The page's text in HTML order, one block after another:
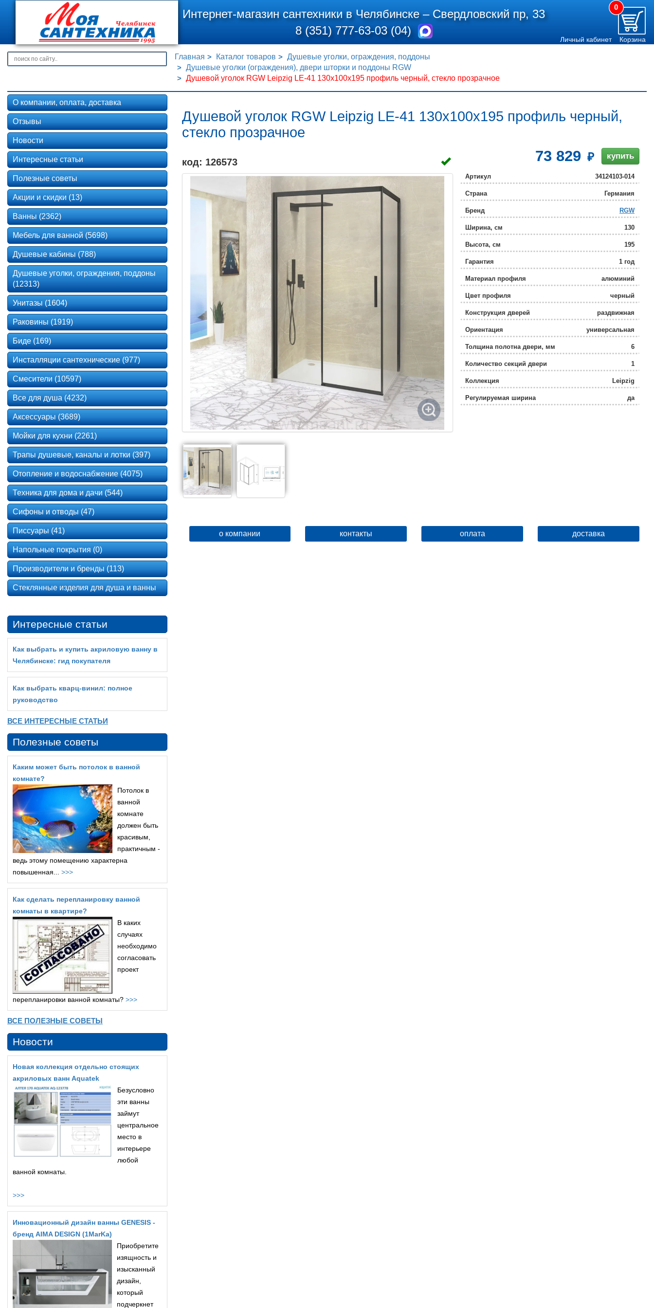
Интернет-магазин сантехники в Челябинске –Свердловский пр, 33
8 (351) 777-63-03 (04)
0
Личный кабинет Корзина
Главная Каталог товаров
Душевые уголки, ограждения, поддоны
Душевые уголки (ограждения), двери шторки и поддоны RGW
Душевой уголок RGW Leipzig LE-41 130x100x195 профиль черный, стекло прозрачное
Душевой уголок RGW Leipzig LE-41 130x100x195 профиль черный,
стекло прозрачное
код: 126573 73 829 купить
Артикул 34124103-014
Страна Германия
Бренд RGW
Ширина, см 130
Высота, см 195
Гарантия 1 год
Материал профиля алюминий
Цвет профиля черный
Конструкция дверей раздвижная
Ориентация универсальная
Толщина полотна двери, мм 6
Количество секций двери 1
Коллекция Leipzig
Регулируемая ширина да
о компании контакты оплата доставка
О компании, оплата, доставка
Отзывы
Новости
Интересные статьи
Полезные советы
Акции и скидки (13)
Ванны (2362)
Мебель для ванной (5698)
Душевые кабины (788)
Душевые уголки, ограждения, поддоны
(12313)
Унитазы (1604)
Раковины (1919)
Биде (169)
Инсталляции сантехнические (977)
Смесители (10597)
Все для душа (4232)
Аксессуары (3689)
Мойки для кухни (2261)
Трапы душевые, каналы и лотки (397)
Отопление и водоснабжение (4075)
Техника для дома и дачи (544)
Сифоны и отводы (47)
Писсуары (41)
Напольные покрытия (0)
Производители и бренды (113)
Стеклянные изделия для душа и ванны
Интересные статьи
Как выбрать и купить акриловую ванну в
Челябинске: гид покупателя
Как выбрать кварц‑винил: полное
руководство
ВСЕ ИНТЕРЕСНЫЕ СТАТЬИ
Полезные советы
Каким может быть потолок в ванной
комнате?
Потолок в
ванной
комнате
должен быть
красивым,
практичным -
ведь этому помещению характерна
повышенная... >>>
Как сделать перепланировку ванной
комнаты в квартире?
В каких
случаях
необходимо
согласовать
проект
перепланировки ванной комнаты? >>>
ВСЕ ПОЛЕЗНЫЕ СОВЕТЫ
Новости
Новая коллекция отдельно стоящих
акриловых ванн Aquatek
Безусловно
эти ванны
займут
центральное
место в
интерьере
любой
ванной комнаты.
>>>
Инновационный дизайн ванны GENESIS -
бренд AIMA DESIGN (1MarKa)
Приобретите
изящность и
изысканный
дизайн,
который
подчеркнет